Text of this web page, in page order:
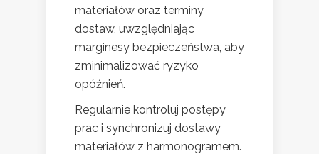
materiałów oraz terminy
dostaw, uwzględniając
marginesy bezpieczeństwa, aby
zminimalizować ryzyko
opóźnień.
Regularnie kontroluj postępy
prac i synchronizuj dostawy
materiałów z harmonogramem.